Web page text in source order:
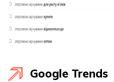
Google Trends